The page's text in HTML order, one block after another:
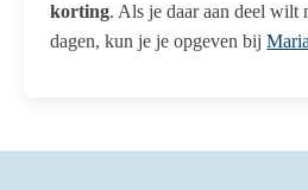
korting. Als je daar aan deel wilt
dagen, kun je je opgeven bij